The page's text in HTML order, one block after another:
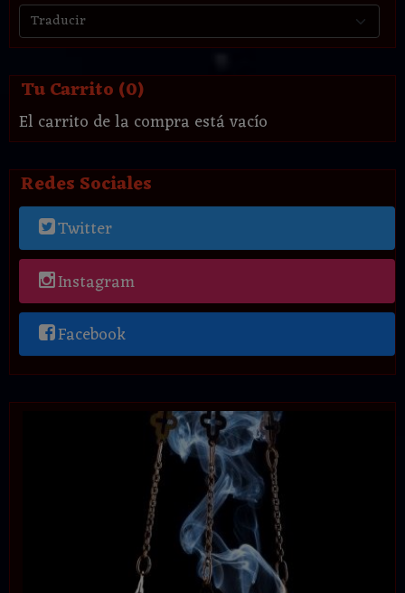
Tu Carrito (0)
El carrito de la compra está vacío
Redes Sociales
Twitter
Instagram
Facebook